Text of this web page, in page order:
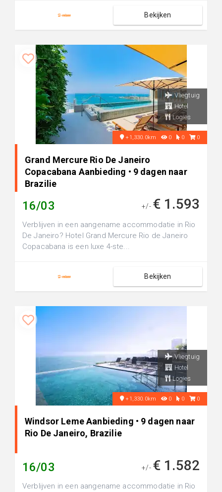
Bekijken
Vliegtuig
Hotel
Logies
+1,330.0km 0 0 0
Grand Mercure Rio De Janeiro
Copacabana Aanbieding • 9 dagen naar
Brazilie
16/03 +/- € 1.593
Verblijven in een aangename accommodatie in Rio
De Janeiro? Hotel Grand Mercure Rio de Janeiro
Copacabana is een luxe 4-ste...
Bekijken
Vliegtuig
Hotel
Logies
+1,330.0km 0 0 0
Windsor Leme Aanbieding • 9 dagen naar
Rio De Janeiro, Brazilie
16/03 +/- € 1.582
Verblijven in een aangename accommodatie in Rio